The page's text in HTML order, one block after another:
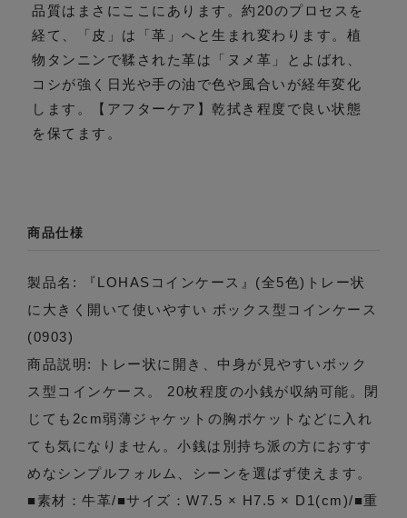
品質はまさにここにあります。約20のプロセスを
経て、「皮」は「革」へと生まれ変わります。植
物タンニンで鞣された革は「ヌメ革」とよばれ、
コシが強く日光や手の油で色や風合いが経年変化
します。【アフターケア】乾拭き程度で良い状態
を保てます。
商品仕様
製品名: 『LOHASコインケース』(全5色)トレー状
に大きく開いて使いやすい ボックス型コインケース
(0903)
商品説明: トレー状に開き、中身が見やすいボック
ス型コインケース。 20枚程度の小銭が収納可能。閉
じても2cm弱薄ジャケットの胸ポケットなどに入れ
ても気になりません。小銭は別持ち派の方におすす
めなシンプルフォルム、シーンを選ばず使えます。
■素材：牛革/■サイズ：W7.5 × H7.5 × D1(cm)/■重